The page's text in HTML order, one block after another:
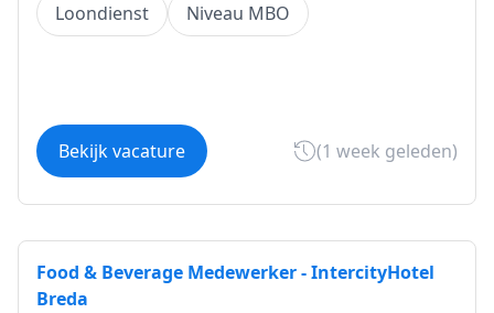
Loondienst
Niveau MBO
Bekijk vacature (1 week geleden)
Food & Beverage Medewerker - IntercityHotel
Breda